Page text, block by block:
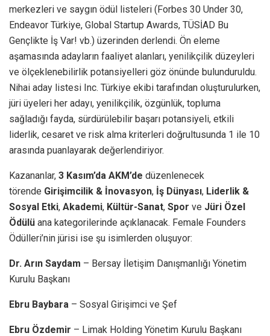
merkezleri ve saygın ödül listeleri (Forbes 30 Under 30,
Endeavor Türkiye, Global Startup Awards, TÜSİAD Bu
Gençlikte İş Var! vb.) üzerinden derlendi. Ön eleme
aşamasında adayların faaliyet alanları, yenilikçilik düzeyleri
ve ölçeklenebilirlik potansiyelleri göz önünde bulunduruldu.
Nihai aday listesi Inc. Türkiye ekibi tarafından oluşturulurken,
jüri üyeleri her adayı, yenilikçilik, özgünlük, topluma
sağladığı fayda, sürdürülebilir başarı potansiyeli, etkili
liderlik, cesaret ve risk alma kriterleri doğrultusunda 1 ile 10
arasında puanlayarak değerlendiriyor.
Kazananlar, 3 Kasım’da AKM’de düzenlenecek
törende Girişimcilik & İnovasyon, İş Dünyası, Liderlik &
Sosyal Etki, Akademi, Kültür-Sanat, Spor ve Jüri Özel
Ödülü ana kategorilerinde açıklanacak. Female Founders
Ödülleri’nin jürisi ise şu isimlerden oluşuyor:
Dr. Arın Saydam – Bersay İletişim Danışmanlığı Yönetim
Kurulu Başkanı
Ebru Baybara – Sosyal Girişimci ve Şef
Ebru Özdemir – Limak Holding Yönetim Kurulu Başkanı